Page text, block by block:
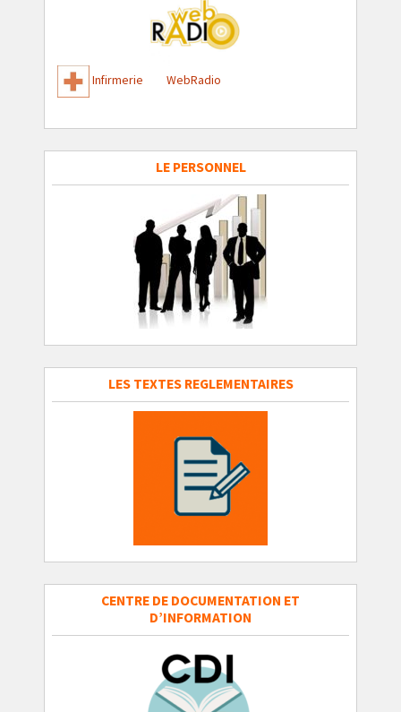
Infirmerie WebRadio
LE PERSONNEL
LES TEXTES REGLEMENTAIRES
CENTRE DE DOCUMENTATION ET
D’INFORMATION